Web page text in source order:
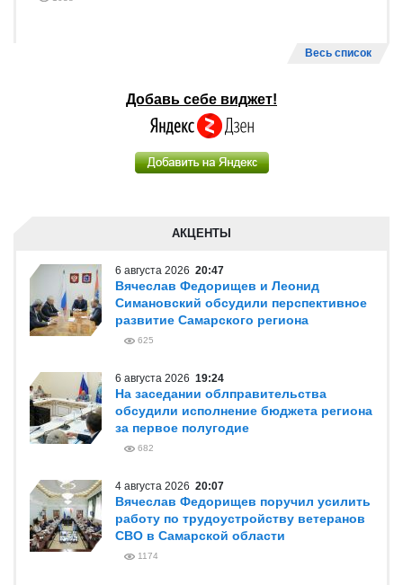
Весь список
Добавь себе виджет!
АКЦЕНТЫ
6 августа 2026 20:47
Вячеслав Федорищев и Леонид
Симановский обсудили перспективное
развитие Самарского региона
625
6 августа 2026 19:24
На заседании облправительства
обсудили исполнение бюджета региона
за первое полугодие
682
4 августа 2026 20:07
Вячеслав Федорищев поручил усилить
работу по трудоустройству ветеранов
СВО в Самарской области
1174